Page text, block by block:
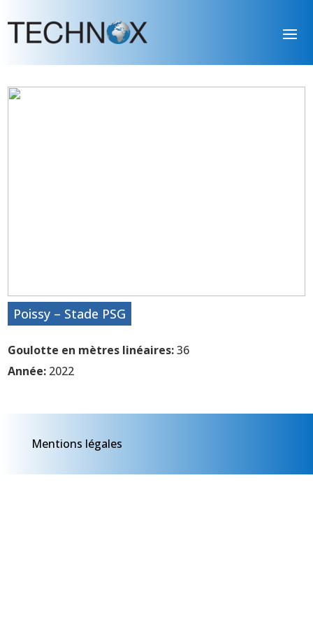
Poissy – Stade PSG
Goulotte en mètres linéaires:36
Année: 2022
Mentions légales